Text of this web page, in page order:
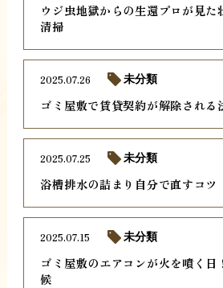
ウジ虫地獄からの生還プロが見た
清掃
ゴミ屋敷で賃貸契約が解除される
2025.07.26 未分類
浴槽排水の詰まり自分で直すコツ
2025.07.25 未分類
ゴミ屋敷のエアコンが火を噴く日
候
2025.07.15 未分類